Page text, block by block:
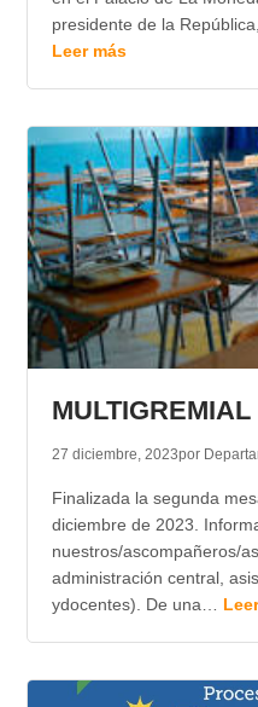
presidente de la
Leer más
27 diciembre, 2023por
Finalizada la segunda
diciembre de 2023.
nuestros/ascompañeros/
administración central,
ydocentes). De una…